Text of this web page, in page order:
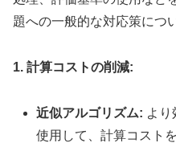
題への一般的な対応策につ
1. 計算コストの削減:
近似アルゴリズム: より
使用して、計算コスト